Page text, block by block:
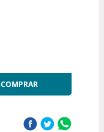
COMPRAR